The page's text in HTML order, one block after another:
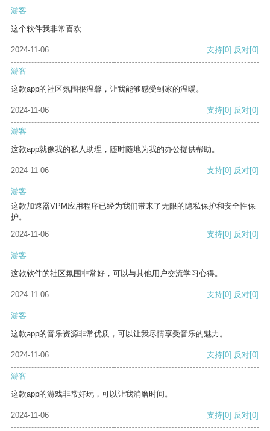
游客
这个软件我非常喜欢
2024-11-06 支持[0] 反对[0]
游客
这款app的社区氛围很温馨，让我能够感受到家的温暖。
2024-11-06 支持[0] 反对[0]
游客
这款app就像我的私人助理，随时随地为我的办公提供帮助。
2024-11-06 支持[0] 反对[0]
游客
这款加速器VPM应用程序已经为我们带来了无限的隐私保护和安全性保
护。
2024-11-06
支持[0] 反对[0]
游客
这款软件的社区氛围非常好，可以与其他用户交流学习心得。
2024-11-06 支持[0] 反对[0]
游客
这款app的音乐资源非常优质，可以让我尽情享受音乐的魅力。
2024-11-06 支持[0] 反对[0]
游客
这款app的游戏非常好玩，可以让我消磨时间。
2024-11-06 支持[0] 反对[0]